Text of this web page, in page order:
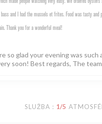
and I had the mussels et frites. Food was tasty
Thank you for a wonderful meal!
so glad your evening was
soon! Best regards, The
SLUŽBA : 1/5